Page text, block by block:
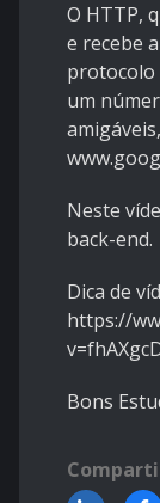
O HTTP,
e recebe
protocolo
um
Neste
back-end.
Dica de
https://
Bons